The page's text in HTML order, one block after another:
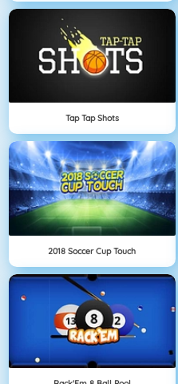
Tap Tap Shots
2018 Soccer Cup Touch